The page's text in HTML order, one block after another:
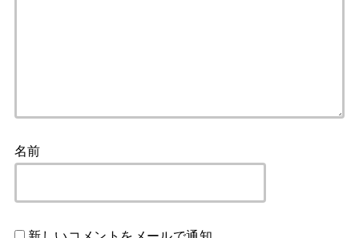
名前